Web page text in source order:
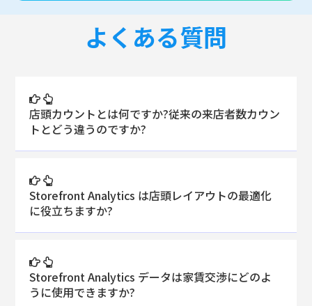
よくある質問
店頭カウントとは何ですか?従来の来店者数カウン
トとどう違うのですか?
Storefront Analytics は店頭レイアウトの最適化
に役立ちますか?
Storefront Analytics データは家賃交渉にどのよ
うに使用できますか?